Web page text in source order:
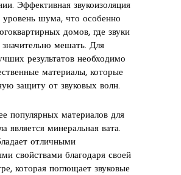
Эффективная звукоизоляция
уровень шума, что особенно
домов, где звуки
мешать. Для
результатов необходимо
материалы, которые
защиту от звуковых волн.
популярных материалов для
является минеральная вата.
отличными
свойствами благодаря своей
которая поглощает звуковые